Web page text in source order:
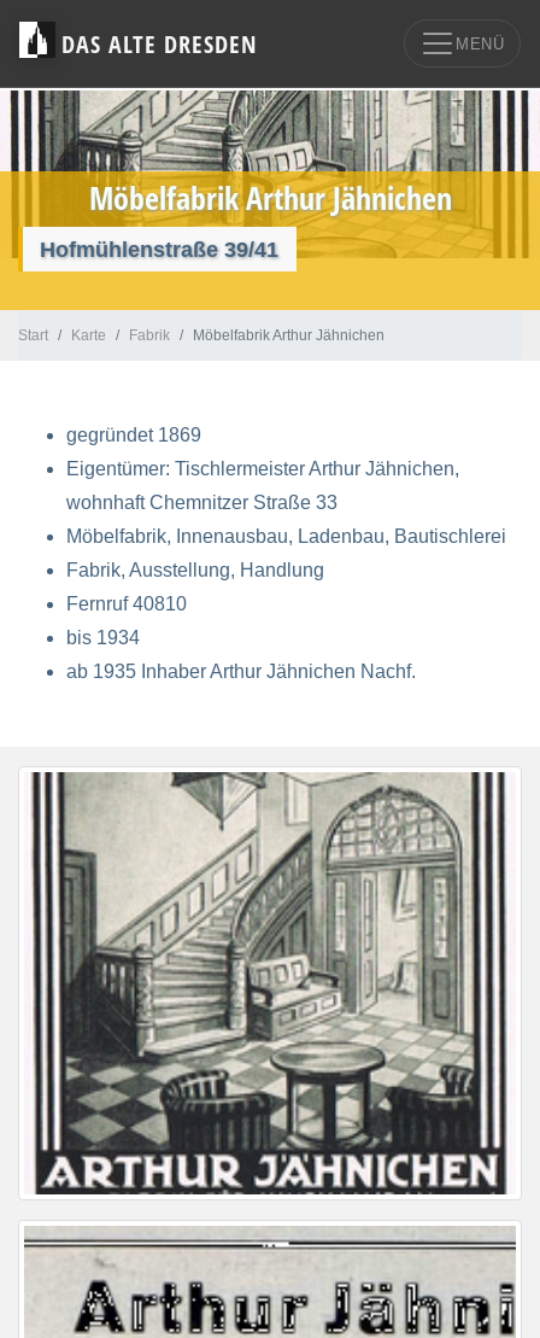
DAS ALTE DRESDEN MENÜ
Möbelfabrik Arthur Jähnichen
Hofmühlenstraße 39/41
Start Karte Fabrik Möbelfabrik Arthur Jähnichen
gegründet 1869
Eigentümer: Tischlermeister Arthur Jähnichen,
wohnhaft Chemnitzer Straße 33
Möbelfabrik, Innenausbau, Ladenbau, Bautischlerei
Fabrik, Ausstellung, Handlung
Fernruf 40810
bis 1934
ab 1935 Inhaber Arthur Jähnichen Nachf.